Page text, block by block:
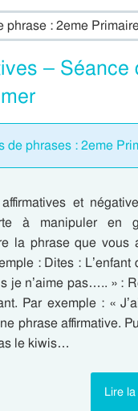
phrase : 2eme
–
de phrases : 2eme
et
à manipuler en
la phrase que vous
: Dites :
je n’aime pas….. » :
Par exemple : «
phrase affirmative.
le kiwis…
Lire